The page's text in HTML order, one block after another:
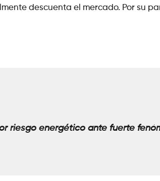
descuenta el mercado. Por su
riesgo energético ante fuerte